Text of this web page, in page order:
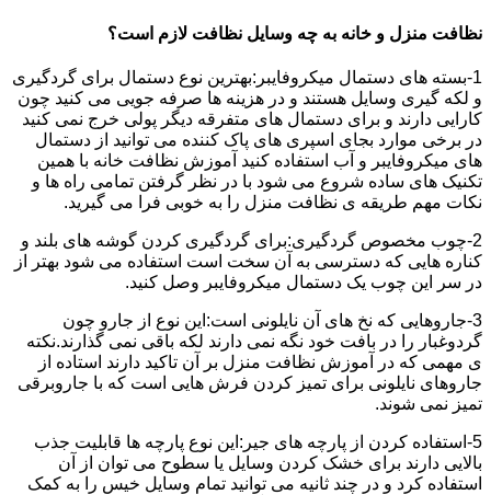
نظافت منزل و خانه به چه وسایل نظافت لازم است؟
1-بسته های دستمال میکروفایبر:بهترین نوع دستمال برای گردگیری
و لکه گیری وسایل هستند و در هزینه ها صرفه جویی می کنید چون
کارایی دارند و برای دستمال های متفرقه دیگر پولی خرج نمی کنید
در برخی موارد بجای اسپری های پاک کننده می توانید از دستمال
های میکروفایبر و آب استفاده کنید آموزش نظافت خانه با همین
تکنیک های ساده شروع می شود با در نظر گرفتن تمامی راه ها و
نکات مهم طریقه ی نظافت منزل را به خوبی فرا می گیرید.
2-چوب مخصوص گردگیری:برای گردگیری کردن گوشه های بلند و
کناره هایی که دسترسی به آن سخت است استفاده می شود بهتر از
در سر این چوب یک دستمال میکروفایبر وصل کنید.
3-جاروهایی که نخ های آن نایلونی است:این نوع از جارو چون
گردوغبار را در بافت خود نگه نمی دارند لکه باقی نمی گذارند.نکته
ی مهمی که در آموزش نظافت منزل بر آن تاکید دارند استاده از
جاروهای نایلونی برای تمیز کردن فرش هایی است که با جاروبرقی
تمیز نمی شوند.
5-استفاده کردن از پارچه های جیر:این نوع پارچه ها قابلیت جذب
بالایی دارند برای خشک کردن وسایل یا سطوح می توان از آن
استفاده کرد و در چند ثانیه می توانید تمام وسایل خیس را به کمک